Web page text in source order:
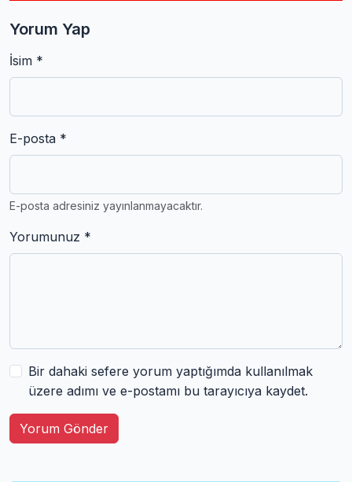
Yorum Yap
İsim *
E-posta *
E-posta adresiniz yayınlanmayacaktır.
Yorumunuz *
Bir dahaki sefere yorum yaptığımda kullanılmak
üzere adımı ve e-postamı bu tarayıcıya kaydet.
Yorum Gönder